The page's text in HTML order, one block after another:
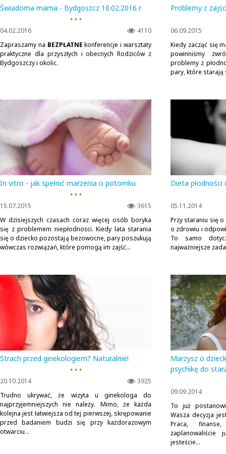
Świadoma mama - Bydgoszcz 10.02.2016 r.
▪ ▪ ▪
4110
04.02.2016
Zapraszamy na BEZPŁATNE konferencje i warsztaty
praktyczne dla przyszłych i obecnych Rodziców z
Bydgoszczy i okolic.
Problemy z
06.09.2015
Kiedy zacząć się
powinniśmy
problemy z
pary, które starają
In vitro - jak spełnić marzenia o potomku
▪ ▪ ▪
3615
15.07.2015
W dzisiejszych czasach coraz więcej osób boryka
się z problemem niepłodności. Kiedy lata starania
się o dziecko pozostają bezowocne, pary poszukują
wówczas rozwiązań, które pomogą im zajść...
Dieta płodności
05.11.2014
Przy staraniu się
o zdrowiu i
To samo
najważniejsze
Strach przed ginekologiem? Naturalnie!
▪ ▪ ▪
3925
20.10.2014
Trudno ukrywać, że wizyta u ginekologa do
najprzyjemniejszych nie należy. Mimo, że każda
kolejna jest łatwiejsza od tej pierwszej, skrępowanie
przed badaniem budzi się przy każdorazowym
otwarciu...
Marzysz o
psychikę do
09.09.2014
To już
Wasza decyzja
Praca,
jesteście...